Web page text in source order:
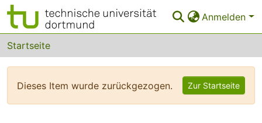
Anmelden
Bereiche & Sammlungen
Das gesamte Repositorium
FAQ
Startseite
Dieses Item wurde zurückgezogen. Zur Startseite